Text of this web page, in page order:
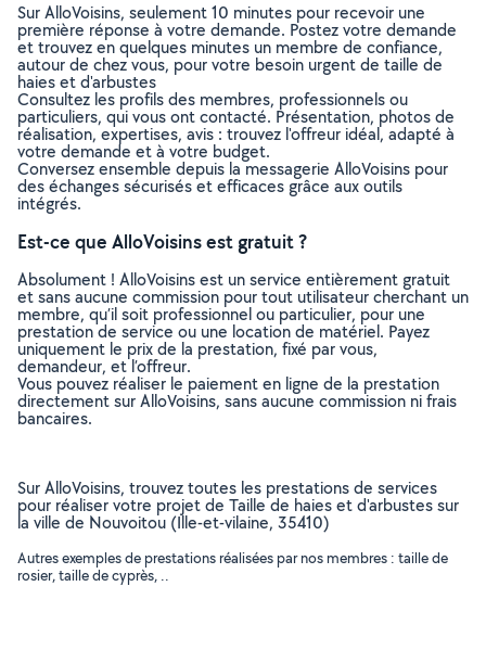
Sur AlloVoisins, seulement 10 minutes pour recevoir une
première réponse à votre demande. Postez votre demande
et trouvez en quelques minutes un membre de confiance,
autour de chez vous, pour votre besoin urgent de taille de
haies et d'arbustes
Consultez les profils des membres, professionnels ou
particuliers, qui vous ont contacté. Présentation, photos de
réalisation, expertises, avis : trouvez l'offreur idéal, adapté à
votre demande et à votre budget.
Conversez ensemble depuis la messagerie AlloVoisins pour
des échanges sécurisés et efficaces grâce aux outils
intégrés.
Est-ce que AlloVoisins est gratuit ?
Absolument ! AlloVoisins est un service entièrement gratuit
et sans aucune commission pour tout utilisateur cherchant un
membre, qu’il soit professionnel ou particulier, pour une
prestation de service ou une location de matériel. Payez
uniquement le prix de la prestation, fixé par vous,
demandeur, et l’offreur.
Vous pouvez réaliser le paiement en ligne de la prestation
directement sur AlloVoisins, sans aucune commission ni frais
bancaires.
Sur AlloVoisins, trouvez toutes les prestations de services
pour réaliser votre projet de Taille de haies et d'arbustes sur
la ville de Nouvoitou (Ille-et-vilaine, 35410)
Autres exemples de prestations réalisées par nos membres : taille de
rosier, taille de cyprès, ..